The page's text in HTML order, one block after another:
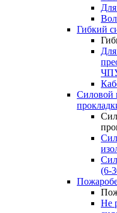
Гибкий
Силовой
(6-
Не